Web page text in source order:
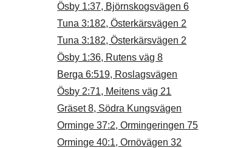
Ösby 1:37, Björnskogsvägen 6
Tuna 3:182, Österkärsvägen 2
Tuna 3:182, Österkärsvägen 2
Ösby 1:36, Rutens väg 8
Berga 6:519, Roslagsvägen
Ösby 2:71, Meitens väg 21
Gräset 8, Södra Kungsvägen
Orminge 37:2, Ormingeringen 75
Orminge 40:1, Ornövägen 32